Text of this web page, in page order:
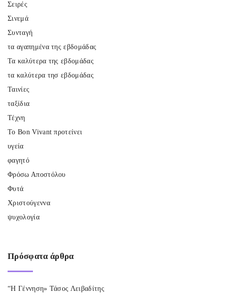
Σειρές
Σινεμά
Συνταγή
τα αγαπημένα της εβδομάδας
Τα καλύτερα της εβδομάδας
τα καλύτερα τησ εβδομάδας
Ταινίες
ταξίδια
Τέχνη
Το Bon Vivant προτείνει
υγεία
φαγητό
Φρόσω Αποστόλου
Φυτά
Χριστούγεννα
ψυχολογία
Πρόσφατα άρθρα
“Η Γέννηση» Τάσος Λειβαδίτης